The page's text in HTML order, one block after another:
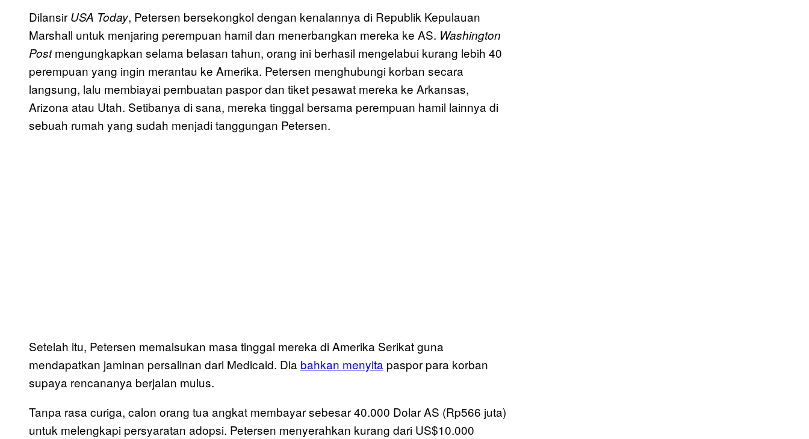
Dilansir USA Today, Petersen bersekongkol dengan kenalannya di Republik Kepulauan
Marshall untuk menjaring perempuan hamil dan menerbangkan mereka ke AS. Washington
Postmengungkapkan selama belasan tahun, orang ini berhasil mengelabui kurang lebih 40
perempuan yang ingin merantau ke Amerika. Petersen menghubungi korban secara
langsung, lalu membiayai pembuatan paspor dan tiket pesawat mereka ke Arkansas,
Arizona atau Utah. Setibanya di sana, mereka tinggal bersama perempuan hamil lainnya di
sebuah rumah yang sudah menjadi tanggungan Petersen.
Setelah itu, Petersen memalsukan masa tinggal mereka di Amerika Serikat guna
mendapatkan jaminan persalinan dari Medicaid. Dia bahkan menyita paspor para korban
supaya rencananya berjalan mulus.
Tanpa rasa curiga, calon orang tua angkat membayar sebesar 40.000 Dolar AS (Rp566 juta)
untuk melengkapi persyaratan adopsi. Petersen menyerahkan kurang dari US$10.000